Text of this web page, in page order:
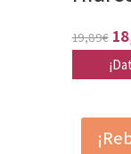
19,89€ El